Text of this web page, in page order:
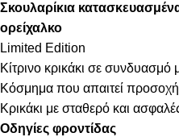
Σκουλαρίκια
ορείχαλκο
Limited Edition
Κίτρινο κρικάκι σε συνδυασμό
Κόσμημα που απαιτεί
Κρικάκι με σταθερό και
Οδηγίες φροντίδας